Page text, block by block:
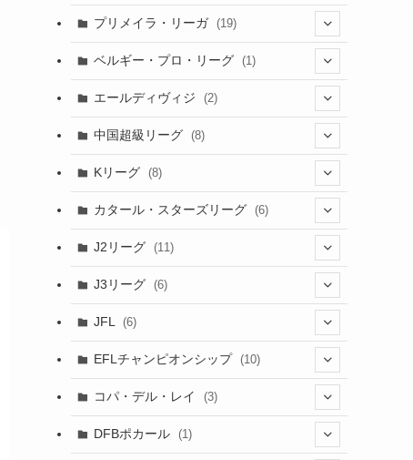
(6)
(1)
(3)
(2)
(16)
(6)
(46)
(1)
(1)
(5)
(15)
(19)
プリメイラ・リーガ (19)
(6)
ベルギー・プロ・リーグ (1)
エールディヴィジ (2)
中国超級リーグ (8)
(3)
Kリーグ (8)
(8)
カタール・スターズリーグ (6)
J2リーグ (11)
(1)
J3リーグ (6)
JFL (6)
(3)
(3)
EFLチャンピオンシップ (10)
コパ・デル・レイ (3)
DFBポカール (1)